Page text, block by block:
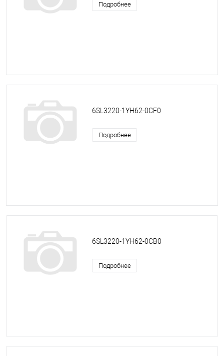
Подробнее
6SL3220-1YH62-0CF0
Подробнее
6SL3220-1YH62-0CB0
Подробнее